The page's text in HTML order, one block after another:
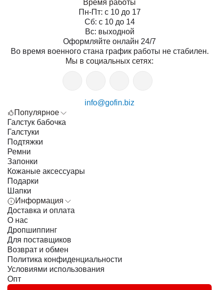
Время работы
Пн-Пт: с 10 до 17
Сб: с 10 до 14
Вс: выходной
Оформляйте онлайн 24/7
Во время военного стана график работы не стабилен.
Мы в социальных сетях:
info@gofin.biz
Популярное
Галстук бабочка
Галстуки
Подтяжки
Ремни
Запонки
Кожаные аксессуары
Подарки
Шапки
Информация
Доставка и оплата
О нас
Дропшиппинг
Для поставщиков
Возврат и обмен
Политика конфиденциальности
Условиями использования
Опт